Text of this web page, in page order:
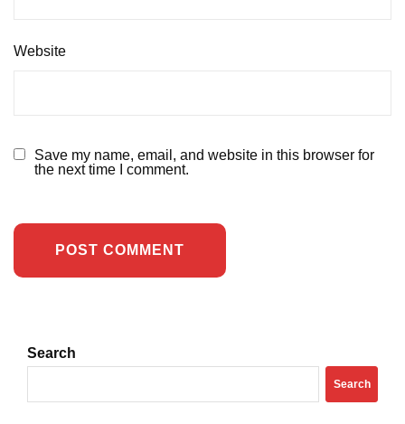
Website
Save my name, email, and website in this browser for
the next time I comment.
Search
Search